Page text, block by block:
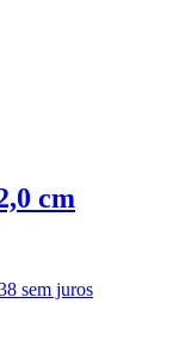
cm
sem juros